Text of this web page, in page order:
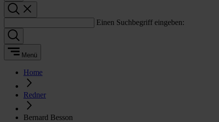
Einen Suchbegriff eingeben:
Menü
Home
Redner
Bernard Besson